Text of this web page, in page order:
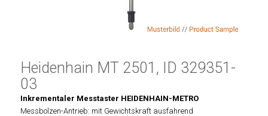
Heidenhain MT 2501, ID 329351-
03
Inkrementaler Messtaster HEIDENHAIN-METRO
Messbolzen-Antrieb: mit Gewichtskraft ausfahrend